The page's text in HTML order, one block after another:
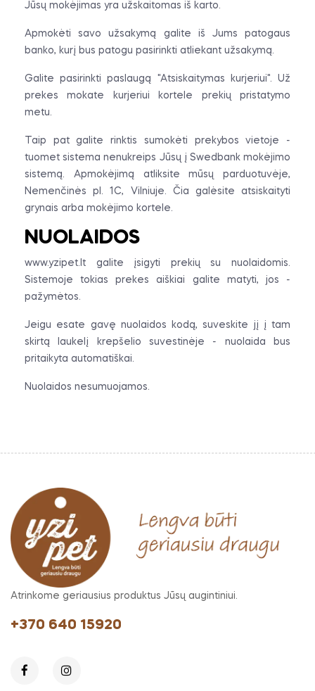
Jūsų mokėjimas yra užskaitomas iš karto.
Apmokėti savo užsakymą galite iš Jums patogaus
banko, kurį bus patogu pasirinkti atliekant užsakymą.
Galite pasirinkti paslaugą "Atsiskaitymas kurjeriui". Už
prekes mokate kurjeriui kortele prekių pristatymo
metu.
Taip pat galite rinktis sumokėti prekybos vietoje -
tuomet sistema nenukreips Jūsų į Swedbank mokėjimo
sistemą. Apmokėjimą atliksite mūsų parduotuvėje,
Nemenčinės pl. 1C, Vilniuje. Čia galėsite atsiskaityti
grynais arba mokėjimo kortele.
NUOLAIDOS
www.yzipet.lt galite įsigyti prekių su nuolaidomis.
Sistemoje tokias prekes aiškiai galite matyti, jos -
pažymėtos.
Jeigu esate gavę nuolaidos kodą, suveskite jį į tam
skirtą laukelį krepšelio suvestinėje - nuolaida bus
pritaikyta automatiškai.
Nuolaidos nesumuojamos.
Atrinkome geriausius produktus Jūsų augintiniui.
+370 640 15920